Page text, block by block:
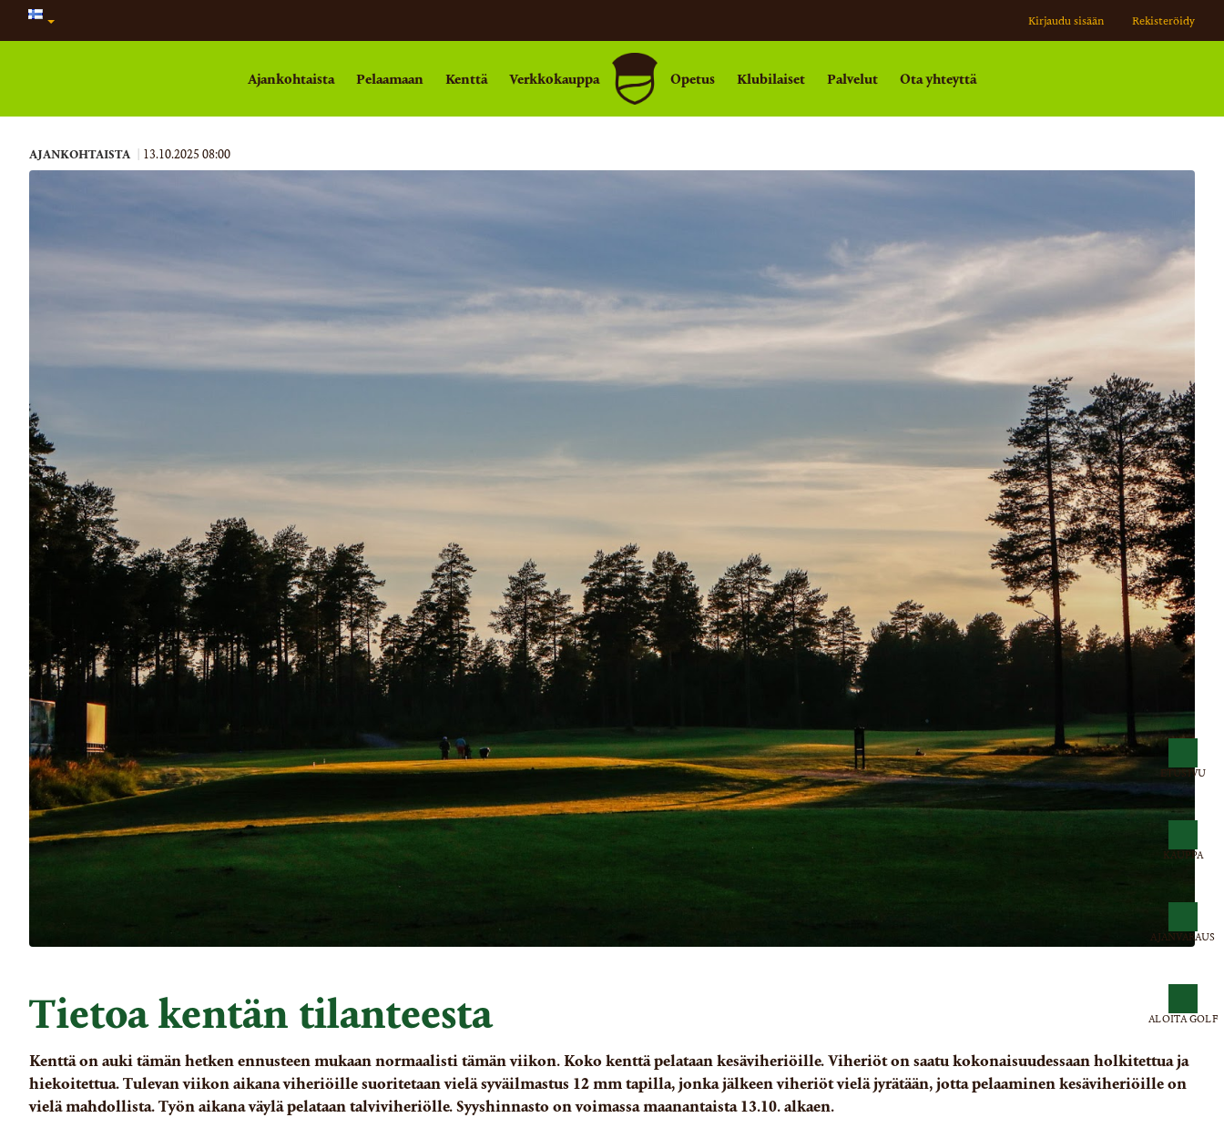
Kirjaudu sisään Rekisteröidy
Ajankohtaista Pelaamaan Kenttä Verkkokauppa Opetus Klubilaiset Palvelut Ota yhteyttä
ETUSIVU
KAUPPA
AJANVARAUS
ALOITA GOLF
AJANKOHTAISTA 13.10.2025 08:00
Tietoa kentän tilanteesta
Kenttä on auki tämän hetken ennusteen mukaan normaalisti tämän viikon. Koko kenttä pelataan kesäviheriöille. Viheriöt on saatu kokonaisuudessaan holkitettua ja
hiekoitettua. Tulevan viikon aikana viheriöille suoritetaan vielä syväilmastus 12 mm tapilla, jonka jälkeen viheriöt vielä jyrätään, jotta pelaaminen kesäviheriöille on
vielä mahdollista. Työn aikana väylä pelataan talviviheriölle. Syyshinnasto on voimassa maanantaista 13.10. alkaen.